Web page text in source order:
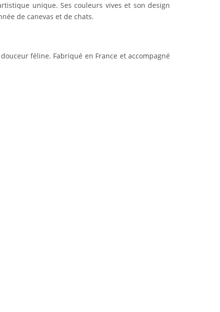
unique. Ses couleurs vives et son design
de canevas et de chats.
féline. Fabriqué en France et accompagné